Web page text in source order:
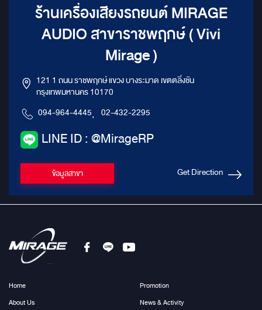
ร้านเครื่องเสียงรถยนต์ MIRAGE
AUDIO สาขาราชพฤกษ์ ( Vivi
Mirage )
121 1 ถนน ราชพฤกษ์ แขวง บางระมาด เขตตลิ่งชัน
กรุงเทพมหานคร 10170
094-964-4445, 02-432-2295
LINE ID : @MirageRP
ข้อมูลสาขา Get Direction
Home
About Us
Promotion
News & Activity